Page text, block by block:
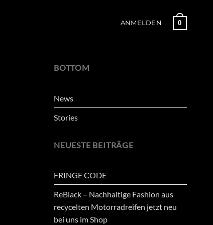
ANMELDEN 0
BOTTOM
News
Stories
NEUESTE BEITRÄGE
FRINGE CODE
ReBlack – Nachhaltige Fashion aus
recycelten Motorradreifen jetzt neu
bei uns im Shop